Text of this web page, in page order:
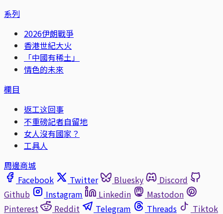
系列
2026伊朗戰爭
香港世紀大火
「中國有稀土」
情色的未來
欄目
返工这回事
不重磅記者自留地
女人沒有國家？
工具人
周邊商城
Facebook
Twitter Bluesky
Discord
Github
Instagram Linkedin
Mastodon
Pinterest
Reddit Telegram Threads
Tiktok